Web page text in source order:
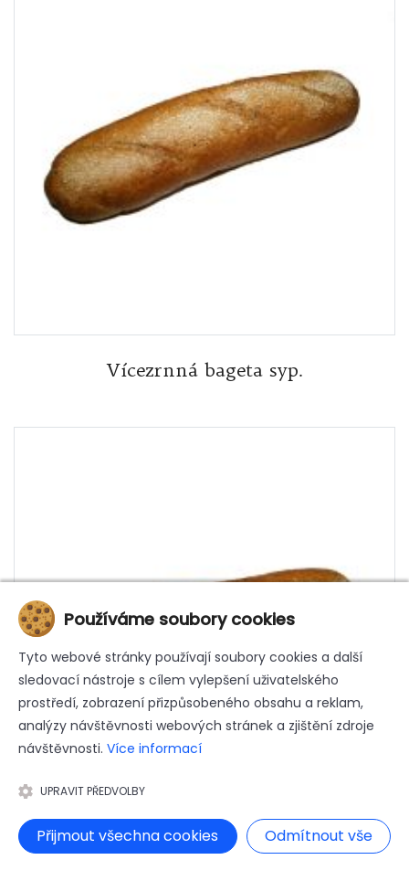
Vícezrnná bageta syp.
Vícezrnná bageta malá
Používáme soubory cookies
Tyto webové stránky používají soubory cookies a další
sledovací nástroje s cílem vylepšení uživatelského
prostředí, zobrazení přizpůsobeného obsahu a reklam,
analýzy návštěvnosti webových stránek a zjištění zdroje
návštěvnosti. Více informací
UPRAVIT PŘEDVOLBY
Přijmout všechna cookies Odmítnout vše